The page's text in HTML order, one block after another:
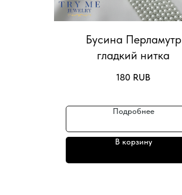
Бусина Перламутр
гладкий нитка
180 RUB
Подробнее
В корзину